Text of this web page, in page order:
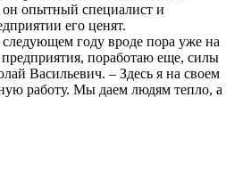
опытный специалист и
его ценят.
году вроде пора уже на
поработаю еще, силы
Васильевич. – Здесь я на своем
работу. Мы даем людям тепло, а